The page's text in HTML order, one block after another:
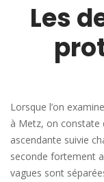
Les
Lorsque l’on
à Metz, on constate
ascendante suivie
seconde fortement
vagues sont